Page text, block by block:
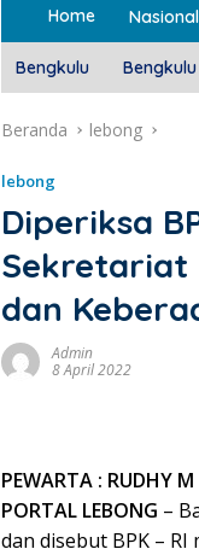
Home Nasional
Bengkulu
Beranda lebong
lebong
Diperiksa
Sekretariat
dan
Admin
8 April 2022
PEWARTA : RUDHY M
PORTAL LEBONG –
dan disebut BPK –